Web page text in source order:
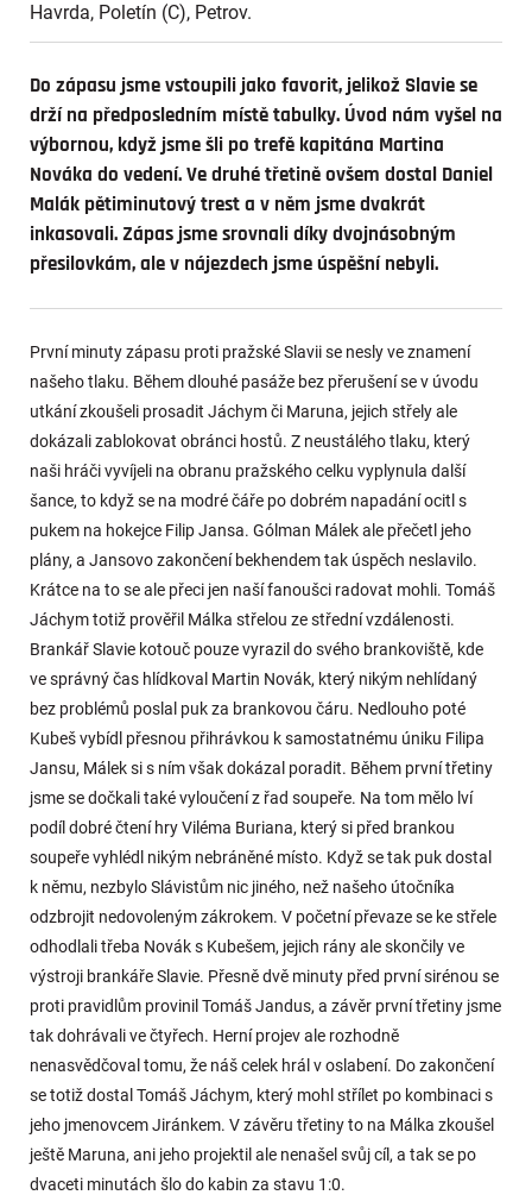
Havrda, Poletín (C), Petrov.
Do zápasu jsme vstoupili jako favorit, jelikož Slavie se
drží na předposledním místě tabulky. Úvod nám vyšel na
výbornou, když jsme šli po trefě kapitána Martina
Nováka do vedení. Ve druhé třetině ovšem dostal Daniel
Malák pětiminutový trest a v něm jsme dvakrát
inkasovali. Zápas jsme srovnali díky dvojnásobným
přesilovkám, ale v nájezdech jsme úspěšní nebyli.
První minuty zápasu proti pražské Slavii se nesly ve znamení
našeho tlaku. Během dlouhé pasáže bez přerušení se v úvodu
utkání zkoušeli prosadit Jáchym či Maruna, jejich střely ale
dokázali zablokovat obránci hostů. Z neustálého tlaku, který
naši hráči vyvíjeli na obranu pražského celku vyplynula další
šance, to když se na modré čáře po dobrém napadání ocitl s
pukem na hokejce Filip Jansa. Gólman Málek ale přečetl jeho
plány, a Jansovo zakončení bekhendem tak úspěch neslavilo.
Krátce na to se ale přeci jen naší fanoušci radovat mohli. Tomáš
Jáchym totiž prověřil Málka střelou ze střední vzdálenosti.
Brankář Slavie kotouč pouze vyrazil do svého brankoviště, kde
ve správný čas hlídkoval Martin Novák, který nikým nehlídaný
bez problémů poslal puk za brankovou čáru. Nedlouho poté
Kubeš vybídl přesnou přihrávkou k samostatnému úniku Filipa
Jansu, Málek si s ním však dokázal poradit. Během první třetiny
jsme se dočkali také vyloučení z řad soupeře. Na tom mělo lví
podíl dobré čtení hry Viléma Buriana, který si před brankou
soupeře vyhlédl nikým nebráněné místo. Když se tak puk dostal
k němu, nezbylo Slávistům nic jiného, než našeho útočníka
odzbrojit nedovoleným zákrokem. V početní převaze se ke střele
odhodlali třeba Novák s Kubešem, jejich rány ale skončily ve
výstroji brankáře Slavie. Přesně dvě minuty před první sirénou se
proti pravidlům provinil Tomáš Jandus, a závěr první třetiny jsme
tak dohrávali ve čtyřech. Herní projev ale rozhodně
nenasvědčoval tomu, že náš celek hrál v oslabení. Do zakončení
se totiž dostal Tomáš Jáchym, který mohl střílet po kombinaci s
jeho jmenovcem Jiránkem. V závěru třetiny to na Málka zkoušel
ještě Maruna, ani jeho projektil ale nenašel svůj cíl, a tak se po
dvaceti minutách šlo do kabin za stavu 1:0.